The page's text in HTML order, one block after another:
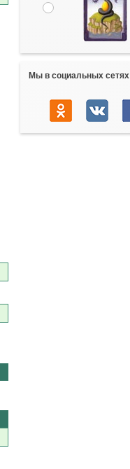
Мы в социальных сетях